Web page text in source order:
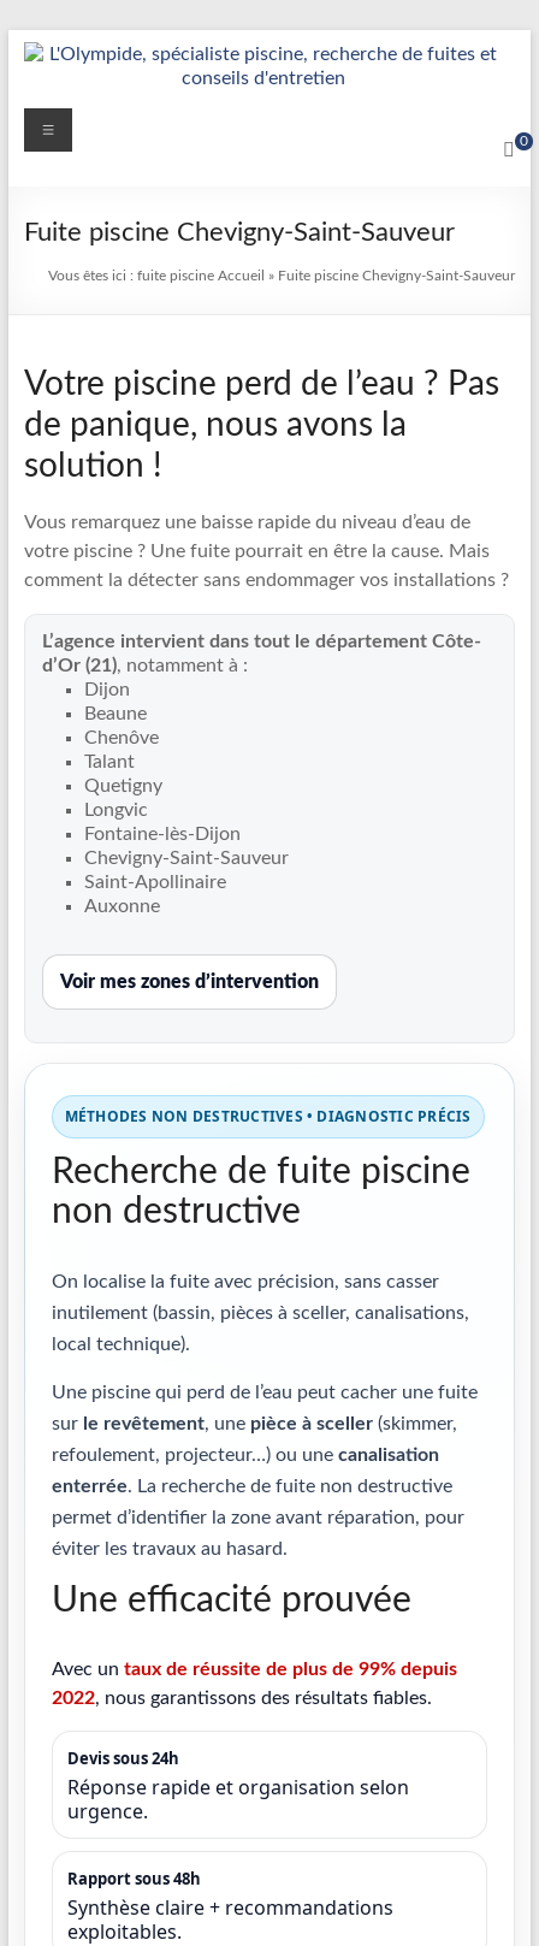
Aller
au
Détection
Réparation
Fuite
L’Olympide
—
Expert
France
Recherche
de
fuite
piscine
partout
réparation
canalisations
0
Menu
Fuite piscine Chevigny-Saint-Sauveur
Vous êtes ici : fuite piscineAccueil » Fuite piscine Chevigny-Saint-Sauveur
Votre piscine perd de l’eau ? Pas
de panique, nous avons la
solution !
Vous remarquez une baisse rapide du niveau d’eau de
votre piscine ? Une fuite pourrait en être la cause. Mais
comment la détecter sans endommager vos installations ?
L’agence intervient dans tout le département Côte-
d’Or (21), notamment à :
Dijon
Beaune
Chenôve
Talant
Quetigny
Longvic
Fontaine-lès-Dijon
Chevigny-Saint-Sauveur
Saint-Apollinaire
Auxonne
Voir mes zones d’intervention
MÉTHODES NON DESTRUCTIVES • DIAGNOSTIC PRÉCIS
Recherche de fuite piscine
non destructive
On localise la fuite avec précision, sans casser
inutilement (bassin, pièces à sceller, canalisations,
local technique).
Une piscine qui perd de l’eau peut cacher une fuite
sur le revêtement, une pièce à sceller(skimmer,
refoulement, projecteur…) ou une canalisation
enterrée. La recherche de fuite non destructive
permet d’identifier la zone avant réparation, pour
éviter les travaux au hasard.
Une efficacité prouvée
Avec un taux de réussite de plus de 99% depuis
2022, nous garantissons des résultats fiables.
Devis sous 24h
Réponse rapide et organisation selon
urgence.
Rapport sous 48h
Synthèse claire + recommandations
exploitables.